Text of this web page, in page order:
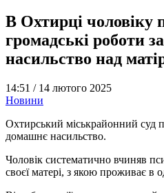
В Охтирці чоловіку
громадські роботи
насильство над
14:51 / 14 лютого 2025
Новини
Охтирський міськрайонний суд
домашнє насильство.
Чоловік систематично вчиняв
своєї матері, з якою проживає в